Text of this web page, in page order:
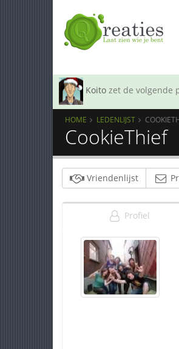
Koito zet de volgende
HOME LEDENLIJST
CookieThief
Vriendenlijst
Profiel